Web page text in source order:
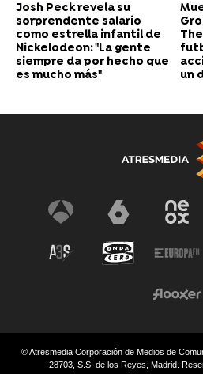
Josh Peck revela su
sorprendente salario
como estrella infantil de
Nickelodeon: "La gente
siempre da por hecho que
es mucho más"
un
© Atresmedia Corporación de Medios de
28703, S.S. de los Reyes, Madrid.